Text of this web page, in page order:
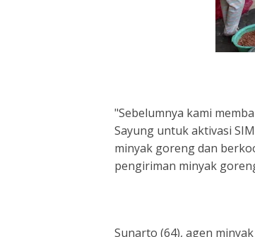
"Sebelumnya kami
Sayung untuk aktivasi
minyak goreng dan
pengiriman minyak
Sunarto (64), agen